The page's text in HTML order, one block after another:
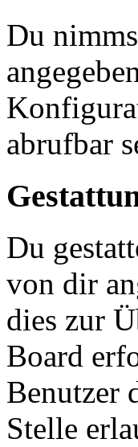
Du
abrufbar
Du
von dir
dies zur
Board
Benutzer
Stelle